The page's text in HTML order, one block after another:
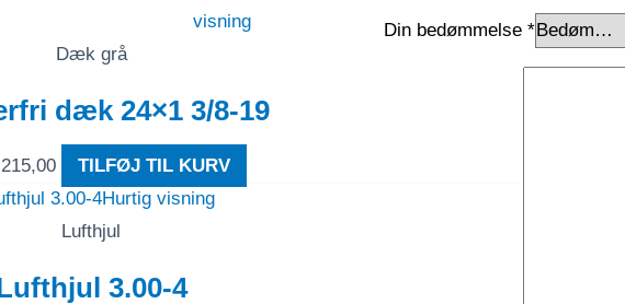
Din bedømmelse *
visning
Dæk grå
dæk 24×1 3/8-19
215,00
TILFØJ TIL KURV
Hurtig visning
Lufthjul
3.00-4